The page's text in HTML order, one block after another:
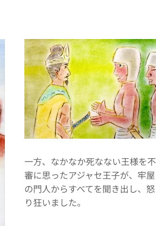
一方、なかなか死なない王様を不
審に思ったアジャセ王子が、牢屋
の門人からすべてを聞き出し、怒
り狂いました。